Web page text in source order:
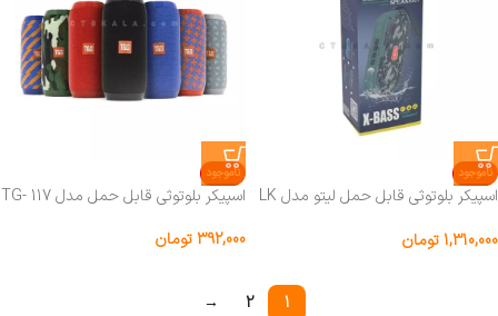
ناموجود
اسپیکر بلوتوثی قابل حمل لیتو مدل LK
1,310,000تومان
ناموجود
اسپیکر بلوتوثی قابل حمل مدل TG- 117
392,000تومان
1
2
→